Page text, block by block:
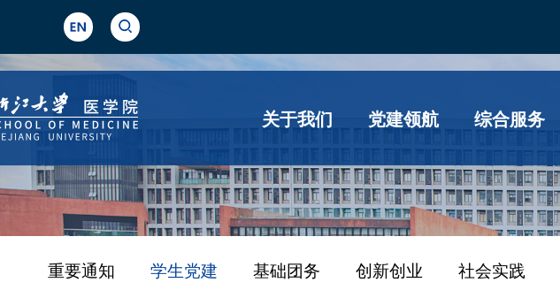
关于我们 党建领航 综合服务
重要通知 学生党建 基础团务 创新创业 社会实践